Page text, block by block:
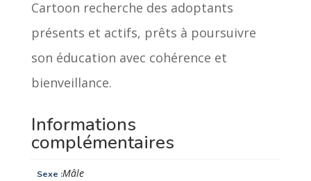
Cartoon recherche des adoptants
présents et actifs, prêts à poursuivre
son éducation avec cohérence et
bienveillance.
Informations
complémentaires
Sexe Mâle